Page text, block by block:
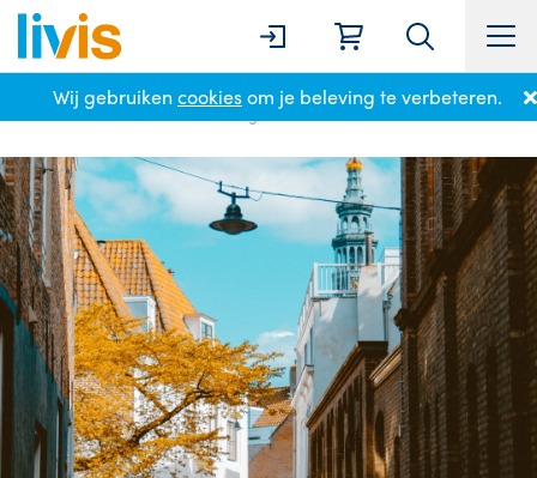
Wij gebruiken cookiesom je beleving te verbeteren.
Locaties Middelburg